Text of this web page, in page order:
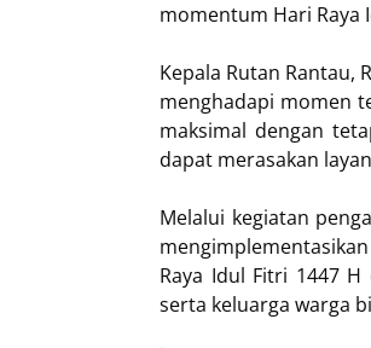
momentum Hari Raya
Kepala Rutan Rantau,
menghadapi momen
maksimal dengan
dapat merasakan
Melalui kegiatan
Raya Idul Fitri 1447
serta keluarga warga